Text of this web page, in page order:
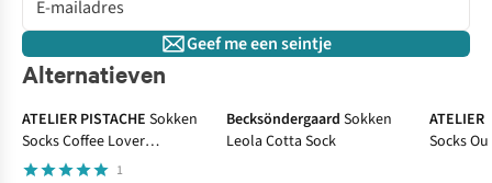
Geef me een seintje
Alternatieven
ATELIER PISTACHE Sokken
Socks Coffee Lover
Embroidery Size 36-40
1
Becksöndergaard Sokken
Leola Cotta Sock
ATELIER
Socks